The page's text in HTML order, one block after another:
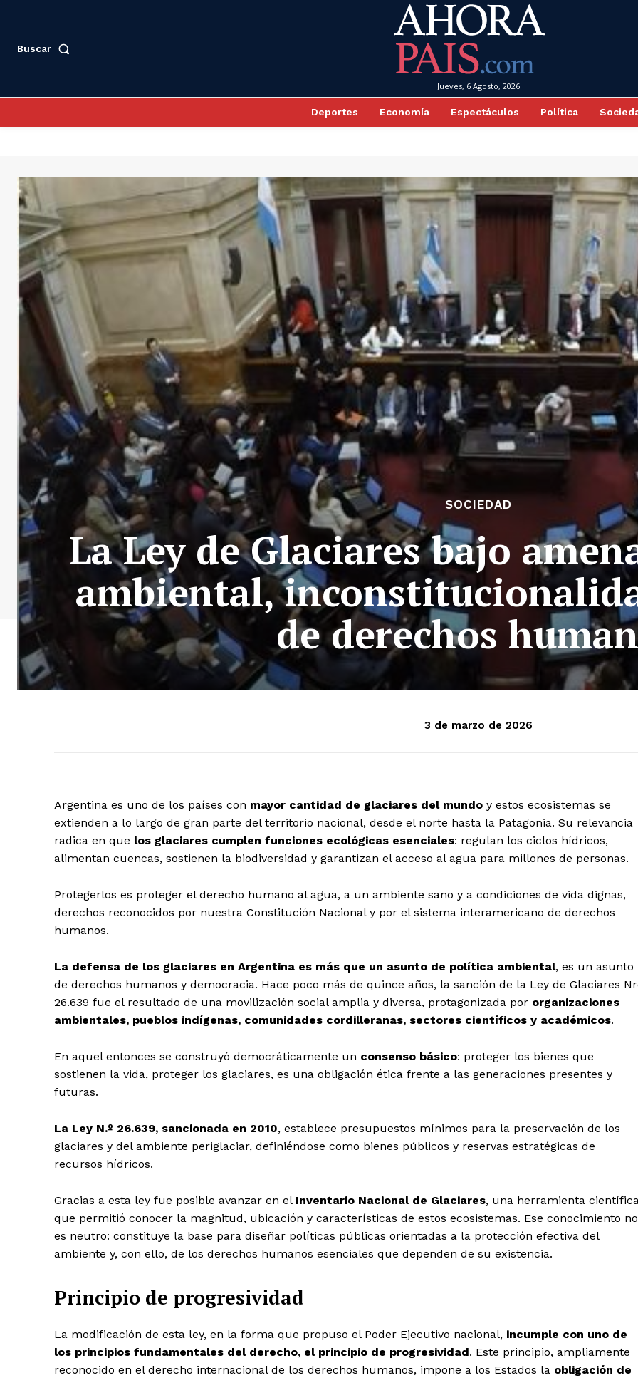
Buscar
Jueves, 6 Agosto, 2026
Deportes Economía Espectáculos Política
SOCIEDAD
La Ley de Glaciares bajo
ambiental,
de derechos
3 de marzo de 2026
Argentina es uno de los países con mayor cantidad de glaciares del mundo y estos ecosistemas se
extienden a lo largo de gran parte del territorio nacional, desde el norte hasta la Patagonia. Su relevancia
radica en que los glaciares cumplen funciones ecológicas esenciales: regulan los ciclos hídricos,
alimentan cuencas, sostienen la biodiversidad y garantizan el acceso al agua para millones de personas.
Protegerlos es proteger el derecho humano al agua, a un ambiente sano y a condiciones de vida dignas,
derechos reconocidos por nuestra Constitución Nacional y por el sistema interamericano de derechos
humanos.
La defensa de los glaciares en Argentina es más que un asunto de política ambiental, es un asunto
de derechos humanos y democracia. Hace poco más de quince años, la sanción de la Ley de Glaciares
26.639 fue el resultado de una movilización social amplia y diversa, protagonizada por organizaciones
ambientales, pueblos indígenas, comunidades cordilleranas, sectores científicos y académicos.
En aquel entonces se construyó democráticamente un consenso básico: proteger los bienes que
sostienen la vida, proteger los glaciares, es una obligación ética frente a las generaciones presentes y
futuras.
La Ley N.º 26.639, sancionada en 2010, establece presupuestos mínimos para la preservación de los
glaciares y del ambiente periglaciar, definiéndose como bienes públicos y reservas estratégicas de
recursos hídricos.
Gracias a esta ley fue posible avanzar en el Inventario Nacional de Glaciares, una herramienta
que permitió conocer la magnitud, ubicación y características de estos ecosistemas. Ese conocimiento no
es neutro: constituye la base para diseñar políticas públicas orientadas a la protección efectiva del
ambiente y, con ello, de los derechos humanos esenciales que dependen de su existencia.
Principio de progresividad
La modificación de esta ley, en la forma que propuso el Poder Ejecutivo nacional, incumple con uno de
los principios fundamentales del derecho, el principio de progresividad. Este principio, ampliamente
reconocido en el derecho internacional de los derechos humanos, impone a los Estados la obligación de